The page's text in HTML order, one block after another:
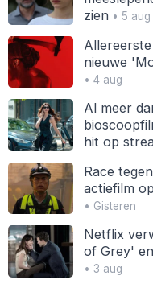
zien• 5 aug
nieuwe
• 4 aug
Al meer
hit op
Race
actiefilm
• Gisteren
Netflix
of Grey'
• 3 aug